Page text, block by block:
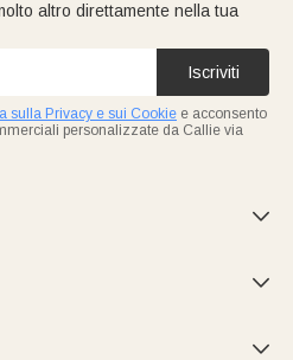
altro direttamente nella tua
Iscriviti
sulla Privacy e sui Cookie e acconsento
personalizzate da Callie via


